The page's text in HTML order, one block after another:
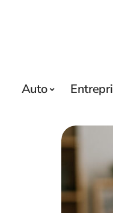
Auto